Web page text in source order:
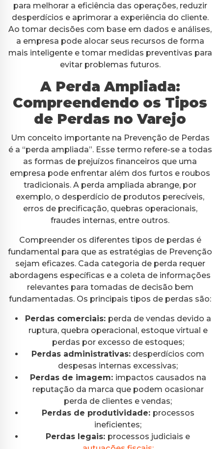
para melhorar a eficiência das operações, reduzir
desperdícios e aprimorar a experiência do cliente.
Ao tomar decisões com base em dados e análises,
a empresa pode alocar seus recursos de forma
mais inteligente e tomar medidas preventivas para
evitar problemas futuros.
A Perda Ampliada:
Compreendendo os Tipos
de Perdas no Varejo
Um conceito importante na Prevenção de Perdas
é a “perda ampliada”. Esse termo refere-se a todas
as formas de prejuízos financeiros que uma
empresa pode enfrentar além dos furtos e roubos
tradicionais. A perda ampliada abrange, por
exemplo, o desperdício de produtos perecíveis,
erros de precificação, quebras operacionais,
fraudes internas, entre outros.
Compreender os diferentes tipos de perdas é
fundamental para que as estratégias de Prevenção
sejam eficazes. Cada categoria de perda requer
abordagens específicas e a coleta de informações
relevantes para tomadas de decisão bem
fundamentadas. Os principais tipos de perdas são:
Perdas comerciais: perda de vendas devido a
ruptura, quebra operacional, estoque virtual e
perdas por excesso de estoques;
Perdas administrativas: desperdícios com
despesas internas excessivas;
Perdas de imagem: impactos causados na
reputação da marca que podem ocasionar
perda de clientes e vendas;
Perdas de produtividade: processos
ineficientes;
Perdas legais: processos judiciais e